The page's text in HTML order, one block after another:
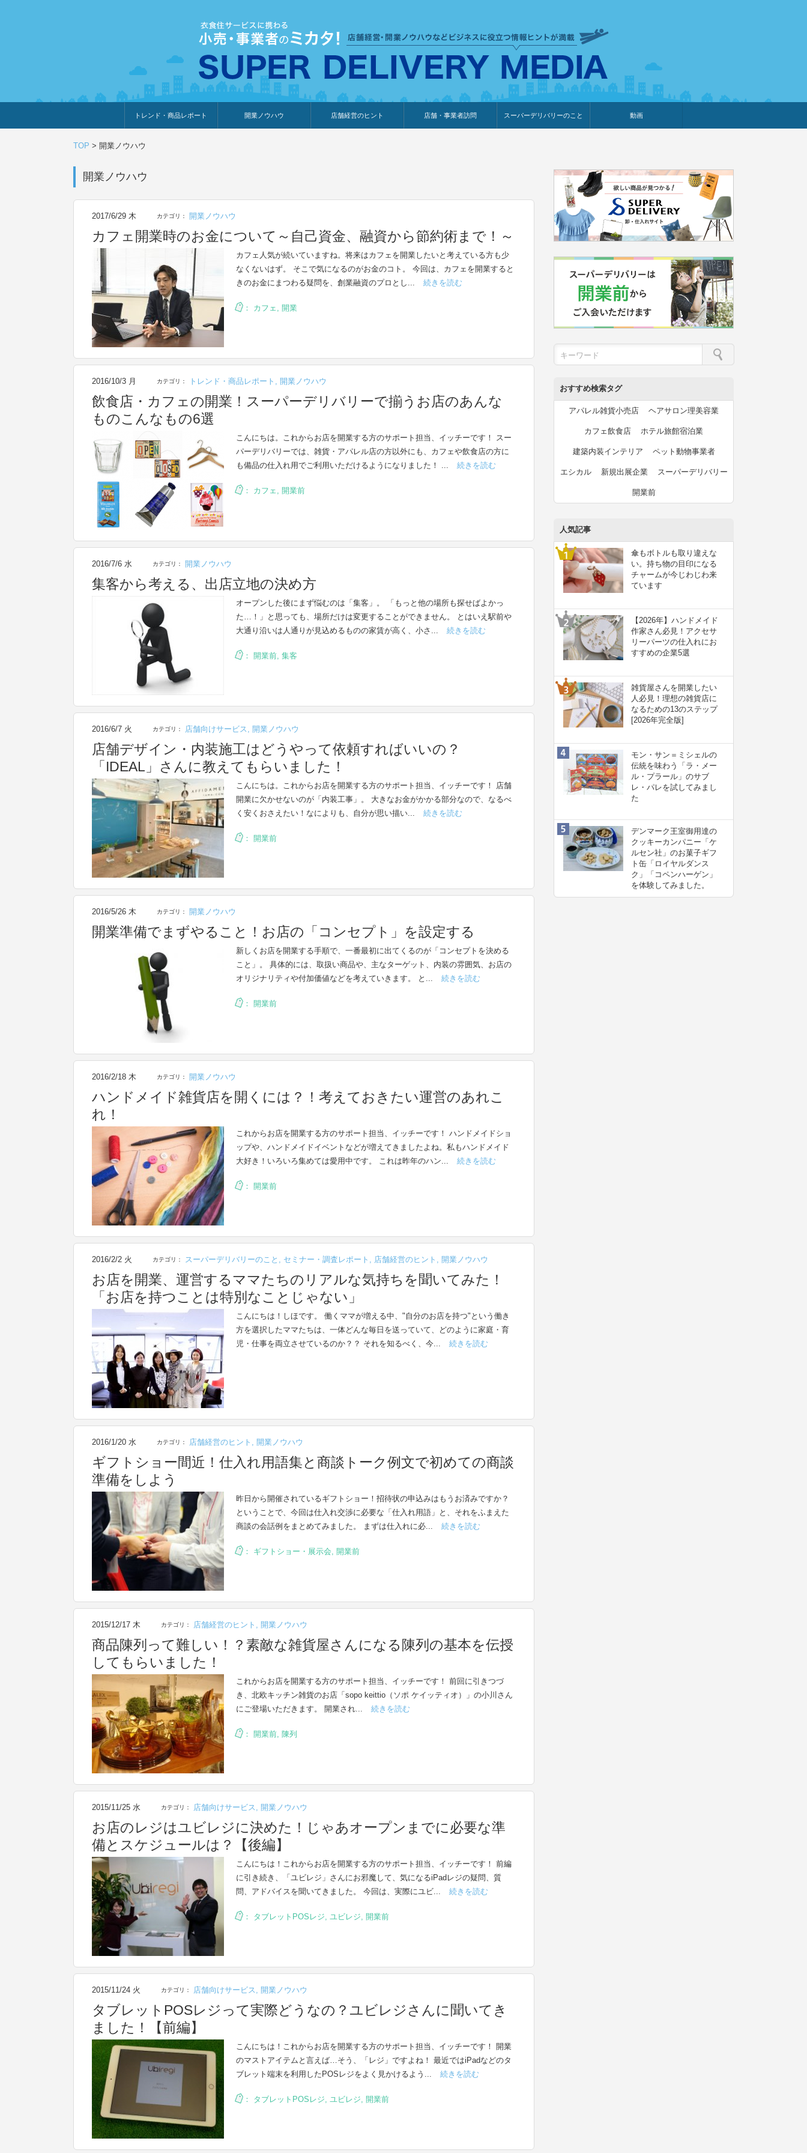
トレンド・商品レポート
トレンド・特集
人気ランキング
出展企業のおすすめ
商品体験・レビュー
暮らしの提案
開業ノウハウ 店舗経営のヒント 店舗・事業者訪問 スーパーデリバリーのこと 動画
TOP > 開業ノウハウ
開業ノウハウ
2017/6/29 木 カテゴリ： 開業ノウハウ
カフェ開業時のお金について～自己資金、融資から節約術まで！～
カフェ人気が続いていますね。将来はカフェを開業したいと考えている方も少
なくないはず。 そこで気になるのがお金のコト。 今回は、カフェを開業すると
きのお金にまつわる疑問を、創業融資のプロとし...
続きを読む
： カフェ , 開業
2016/10/3 月 カテゴリ： トレンド・商品レポート , 開業ノウハウ
飲食店・カフェの開業！スーパーデリバリーで揃うお店のあんな
ものこんなもの6選
こんにちは。これからお店を開業する方のサポート担当、イッチーです！ スー
パーデリバリーでは、雑貨・アパレル店の方以外にも、カフェや飲食店の方に
も備品の仕入れ用でご利用いただけるようになりました！ ...
続きを読む
： カフェ , 開業前
2016/7/6 水 カテゴリ： 開業ノウハウ
集客から考える、出店立地の決め方
オープンした後にまず悩むのは「集客」。 「もっと他の場所も探せばよかっ
た…！」と思っても、場所だけは変更することができません。 とはいえ駅前や
大通り沿いは人通りが見込めるものの家賃が高く、小さ...
続きを読む
： 開業前, 集客
2016/6/7 火 カテゴリ： 店舗向けサービス, 開業ノウハウ
店舗デザイン・内装施工はどうやって依頼すればいいの？
「IDEAL」さんに教えてもらいました！
こんにちは。これからお店を開業する方のサポート担当、イッチーです！ 店舗
開業に欠かせないのが「内装工事」。 大きなお金がかかる部分なので、なるべ
く安くおさえたい！なによりも、自分が思い描い...
続きを読む
： 開業前
2016/5/26 木 カテゴリ： 開業ノウハウ
開業準備でまずやること！お店の「コンセプト」を設定する
新しくお店を開業する手順で、一番最初に出てくるのが「コンセプトを決める
こと」。 具体的には、取扱い商品や、主なターゲット、内装の雰囲気、お店の
オリジナリティや付加価値などを考えていきます。 と...
続きを読む
： 開業前
2016/2/18 木 カテゴリ： 開業ノウハウ
ハンドメイド雑貨店を開くには？！考えておきたい運営のあれこ
れ！
これからお店を開業する方のサポート担当、イッチーです！ ハンドメイドショ
ップや、ハンドメイドイベントなどが増えてきましたよね。私もハンドメイド
大好き！いろいろ集めては愛用中です。 これは昨年のハン...
続きを読む
： 開業前
2016/2/2 火 カテゴリ： スーパーデリバリーのこと , セミナー・調査レポート , 店舗経営のヒント , 開業ノウハウ
お店を開業、運営するママたちのリアルな気持ちを聞いてみた！
「お店を持つことは特別なことじゃない」
こんにちは！しほです。 働くママが増える中、"自分のお店を持つ"という働き
方を選択したママたちは、一体どんな毎日を送っていて、どのように家庭・育
児・仕事を両立させているのか？？ それを知るべく、今...
続きを読む
2016/1/20 水 カテゴリ： 店舗経営のヒント , 開業ノウハウ
ギフトショー間近！仕入れ用語集と商談トーク例文で初めての商談
準備をしよう
昨日から開催されているギフトショー！招待状の申込みはもうお済みですか？
ということで、今回は仕入れ交渉に必要な「仕入れ用語」と、それをふまえた
商談の会話例をまとめてみました。 まずは仕入れに必...
続きを読む
： ギフトショー・展示会, 開業前
2015/12/17 木 カテゴリ： 店舗経営のヒント , 開業ノウハウ
商品陳列って難しい！？素敵な雑貨屋さんになる陳列の基本を伝授
してもらいました！
これからお店を開業する方のサポート担当、イッチーです！ 前回に引きつづ
き、北欧キッチン雑貨のお店「sopo keittio（ソポ ケイッティオ）」の小川さん
にご登場いただきます。 開業され...
続きを読む
： 開業前, 陳列
2015/11/25 水 カテゴリ： 店舗向けサービス, 開業ノウハウ
お店のレジはユビレジに決めた！じゃあオープンまでに必要な準
備とスケジュールは？【後編】
こんにちは！これからお店を開業する方のサポート担当、イッチーです！ 前編
に引き続き、「ユビレジ」さんにお邪魔して、気になるiPadレジの疑問、質
問、アドバイスを聞いてきました。 今回は、実際にユビ...
続きを読む
： タブレットPOSレジ, ユビレジ, 開業前
2015/11/24 火 カテゴリ： 店舗向けサービス, 開業ノウハウ
タブレットPOSレジって実際どうなの？ユビレジさんに聞いてき
ました！【前編】
こんにちは！これからお店を開業する方のサポート担当、イッチーです！ 開業
のマストアイテムと言えば…そう、「レジ」ですよね！ 最近ではiPadなどのタ
ブレット端末を利用したPOSレジをよく見かけるよう...
続きを読む
： タブレットPOSレジ, ユビレジ, 開業前
おすすめ検索タグ
アパレル雑貨小売店 ヘアサロン理美容業
カフェ飲食店 ホテル旅館宿泊業
建築内装インテリア ペット動物事業者
エシカル 新規出展企業 スーパーデリバリー
開業前
人気記事
傘もボトルも取り違えな
い。持ち物の目印になる
チャームが今じわじわ来
ています
【2026年】ハンドメイド
作家さん必見！アクセサ
リーパーツの仕入れにお
すすめの企業5選
雑貨屋さんを開業したい
人必見！理想の雑貨店に
なるための13のステップ
[2026年完全版]
モン・サン＝ミシェルの
伝統を味わう「ラ・メー
ル・プラール」のサブ
レ・パレを試してみまし
た
デンマーク王室御用達の
クッキーカンパニー「ケ
ルセン社」のお菓子ギフ
ト缶「ロイヤルダンス
ク」「コペンハーゲン」
を体験してみました。